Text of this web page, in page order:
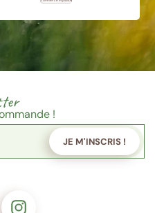
!
JE M'INSCRIS !